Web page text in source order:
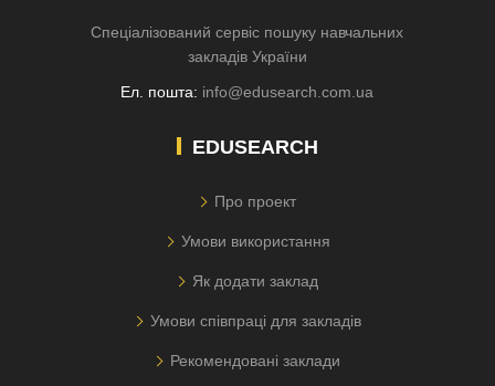
Спеціалізований сервіс пошуку навчальних
закладів України
Ел. пошта: info@edusearch.com.ua
EDUSEARCH
Про проект
Умови використання
Як додати заклад
Умови співпраці для закладів
Рекомендовані заклади